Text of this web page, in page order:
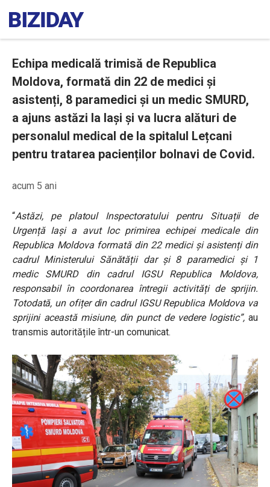
Echipa medicală trimisă de Republica
Moldova, formată din 22 de medici și
asistenți, 8 paramedici și un medic SMURD,
a ajuns astăzi la Iași și va lucra alături de
personalul medical de la spitalul Lețcani
pentru tratarea pacienților bolnavi de Covid.
acum 5 ani
“Astăzi, pe platoul Inspectoratului pentru Situații de
Urgență Iași a avut loc primirea echipei medicale din
Republica Moldova formată din 22 medici și asistenți din
cadrul Ministerului Sănătății dar și 8 paramedici și 1
medic SMURD din cadrul IGSU Republica Moldova,
responsabil în coordonarea întregii activități de sprijin.
Totodată, un ofițer din cadrul IGSU Republica Moldova va
sprijini această misiune, din punct de vedere logistic”,au
transmis autoritățile într-un comunicat.